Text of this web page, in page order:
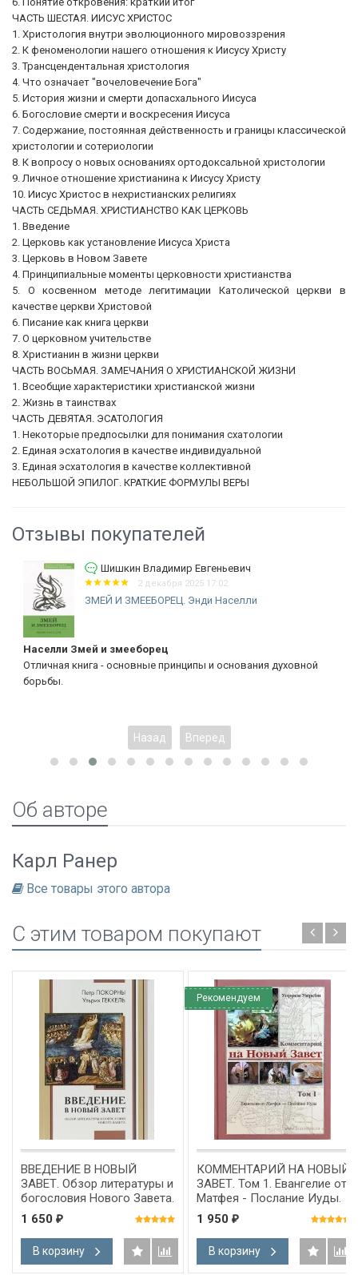
ЧАСТЬ ШЕСТАЯ. ИИСУС ХРИСТОС
1. Христология внутри эволюционного мировоззрения
2. К феноменологии нашего отношения к Иисусу Христу
3. Трансцендентальная христология
4. Что означает "вочеловечение Бога"
5. История жизни и смерти допасхального Иисуса
6. Богословие смерти и воскресения Иисуса
7. Содержание, постоянная действенность и границы классической
христологии и сотериологии
8. К вопросу о новых основаниях ортодоксальной христологии
9. Личное отношение христианина к Иисусу Христу
10. Иисус Христос в нехристианских религиях
ЧАСТЬ СЕДЬМАЯ. ХРИСТИАНСТВО КАК ЦЕРКОВЬ
1. Введение
2. Церковь как установление Иисуса Христа
3. Церковь в Новом Завете
4. Принципиальные моменты церковности христианства
5. О косвенном методе легитимации Католической церкви в
качестве церкви Христовой
6. Писание как книга церкви
7. О церковном учительстве
8. Христианин в жизни церкви
ЧАСТЬ ВОСЬМАЯ. ЗАМЕЧАНИЯ О ХРИСТИАНСКОЙ ЖИЗНИ
1. Всеобщие характеристики христианской жизни
2. Жизнь в таинствах
ЧАСТЬ ДЕВЯТАЯ. ЭСАТОЛОГИЯ
1. Некоторые предпосылки для понимания схатологии
2. Единая эсхатология в качестве индивидуальной
3. Единая эсхатология в качестве коллективной
НЕБОЛЬШОЙ ЭПИЛОГ. КРАТКИЕ ФОРМУЛЫ ВЕРЫ
Отзывы покупателей
Шишкин Владимир Евгеньевич
2 декабря 2025 17:02
ЗМЕЙ И ЗМЕЕБОРЕЦ. Энди Населли
Населли Змей и змееборец
Отличная книга - основные принципы и основания духовной
борьбы.
Назад Вперед
Об авторе
Карл Ранер
Все товары этого автора
C этим товаром покупают
ВВЕДЕНИЕ В НОВЫЙ
ЗАВЕТ. Обзор литературы и
богословия Нового Завета.
Петр Покорны, Ульрих
Геккель
1 650 ₽
В корзину
Рекомендуем
КОММЕНТАРИЙ НА НОВЫЙ
ЗАВЕТ. Том 1. Евангелие от
Матфея - Послание Иуды.
Уоррен Уирсби
1 950 ₽
В корзину